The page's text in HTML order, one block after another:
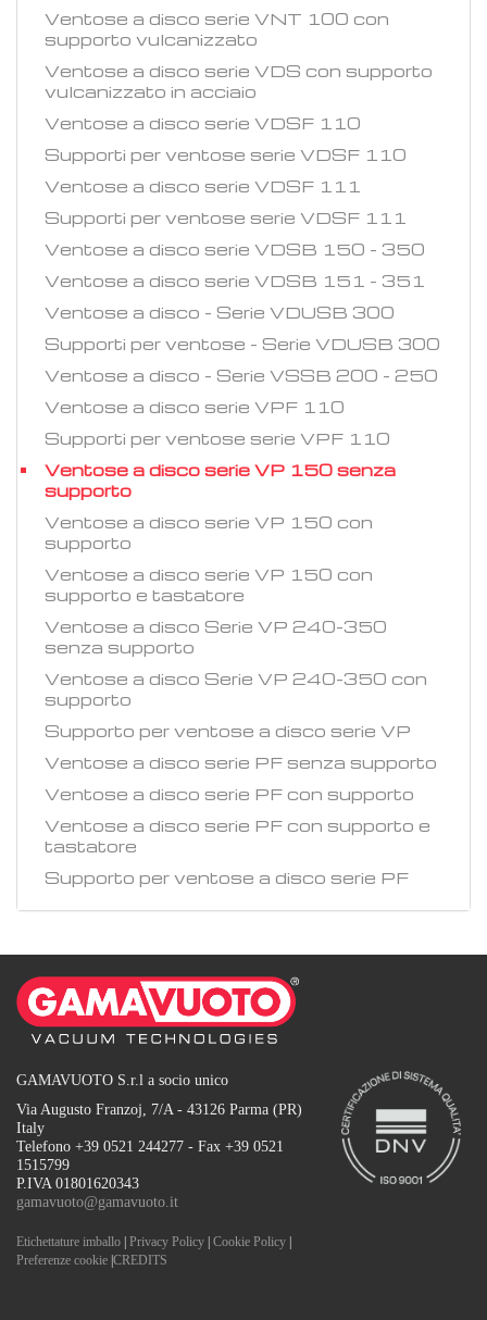
Ventose a disco serie VNT 100 con
supporto vulcanizzato
Ventose a disco serie VDS con supporto
vulcanizzato in acciaio
Ventose a disco serie VDSF 110
Supporti per ventose serie VDSF 110
Ventose a disco serie VDSF 111
Supporti per ventose serie VDSF 111
Ventose a disco serie VDSB 150 - 350
Ventose a disco serie VDSB 151 - 351
Ventose a disco - Serie VDUSB 300
Supporti per ventose - Serie VDUSB 300
Ventose a disco - Serie VSSB 200 - 250
Ventose a disco serie VPF 110
Supporti per ventose serie VPF 110
Ventose a disco serie VP 150 senza
supporto
Ventose a disco serie VP 150 con
supporto
Ventose a disco serie VP 150 con
supporto e tastatore
Ventose a disco Serie VP 240-350
senza supporto
Ventose a disco Serie VP 240-350 con
supporto
Supporto per ventose a disco serie VP
Ventose a disco serie PF senza supporto
Ventose a disco serie PF con supporto
Ventose a disco serie PF con supporto e
tastatore
Supporto per ventose a disco serie PF
GAMAVUOTO S.r.l a socio unico
Via Augusto Franzoj, 7/A - 43126 Parma (PR)
Italy
Telefono +39 0521 244277 - Fax +39 0521
1515799
P.IVA 01801620343
gamavuoto@gamavuoto.it
Etichettature imballo Privacy Policy Cookie Policy
Preferenze cookie CREDITS